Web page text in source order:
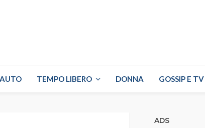
AUTO TEMPO LIBERO DONNA GOSSIP E TV
ADS